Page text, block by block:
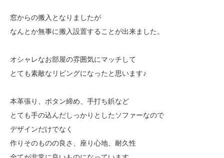
窓からの搬入となりましたが
なんとか無事に搬入設置することが出来ました。
オシャレなお部屋の雰囲気にマッチして
とても素敵なリビングになったと思います♪
本革張り、ボタン締め、手打ち鋲など
とても手の込んだしっかりとしたソファーなので
デザインだけでなく
作りそのものの良さ、座り心地、耐久性